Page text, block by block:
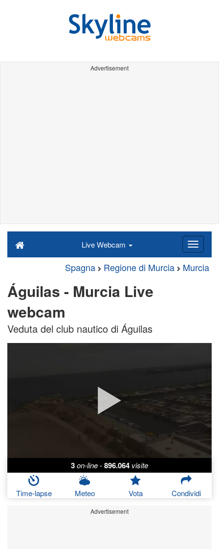
Advertisement
Live Webcam
Spagna Regione di Murcia Murcia
Águilas - Murcia Live
webcam
Veduta del club nautico di Águilas
3on-line-896.064 visite
Time-lapse Meteo Vota Condividi
Advertisement